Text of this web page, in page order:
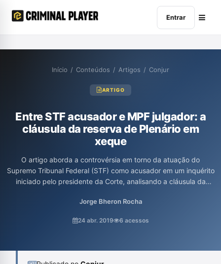
Entrar
Início / Conteúdos / Artigos / Conjur
ARTIGO
Entre STF acusador e MPF julgador: a
cláusula da reserva de Plenário em
xeque
O artigo aborda a controvérsia em torno da atuação do
Supremo Tribunal Federal (STF) como acusador em um inquérito
iniciado pelo presidente da Corte, analisando a cláusula da
Discute a posição do Ministério Público Federal sobre a
das implicações para a imparcialidade judicial e o sistema
Jorge Bheron Rocha
24 abr. 2019 6 acessos